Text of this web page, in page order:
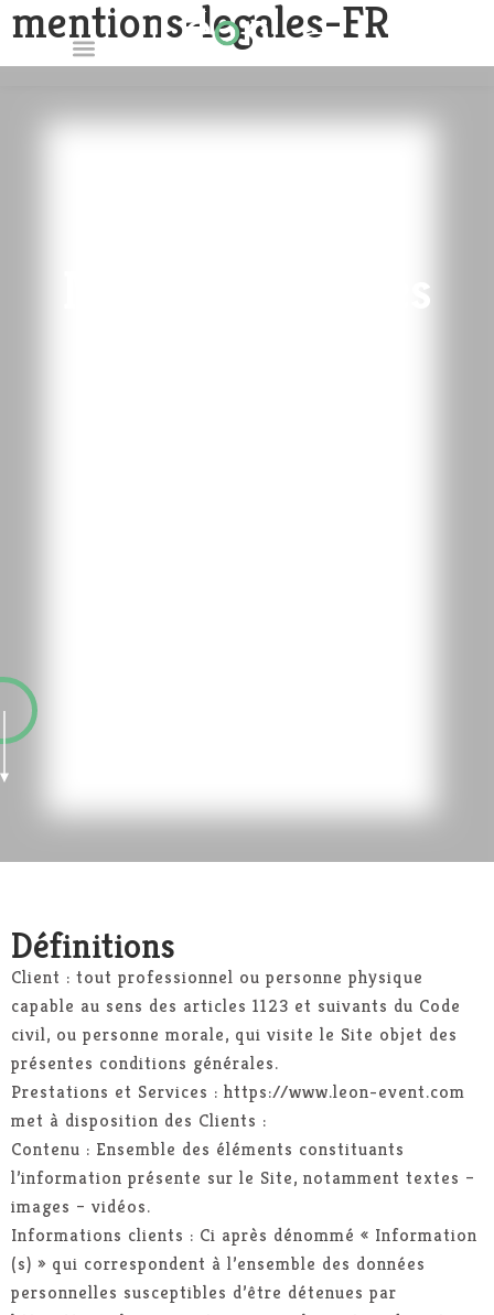
mentions-legales-FR
Mentions légales
Définitions
Client : tout professionnel ou personne physique
capable au sens des articles 1123 et suivants du Code
civil, ou personne morale, qui visite le Site objet des
présentes conditions générales.
Prestations et Services : https://www.leon-event.com
met à disposition des Clients :
Contenu : Ensemble des éléments constituants
l’information présente sur le Site, notamment textes –
images – vidéos.
Informations clients : Ci après dénommé « Information
(s) » qui correspondent à l’ensemble des données
personnelles susceptibles d’être détenues par